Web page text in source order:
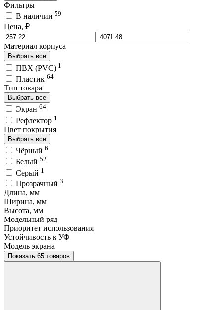
Фильтры
В наличии 59
Цена, ₽
Материал корпуса
Выбрать все
ПВХ (PVC) 1
Пластик 64
Тип товара
Выбрать все
Экран 64
Рефлектор 1
Цвет покрытия
Выбрать все
Чёрный 6
Белый 52
Серый 1
Прозрачный 3
Длина, мм
Ширина, мм
Высота, мм
Модельный ряд
Приоритет использования
Устойчивость к УФ
Модель экрана
Показать 65 товаров